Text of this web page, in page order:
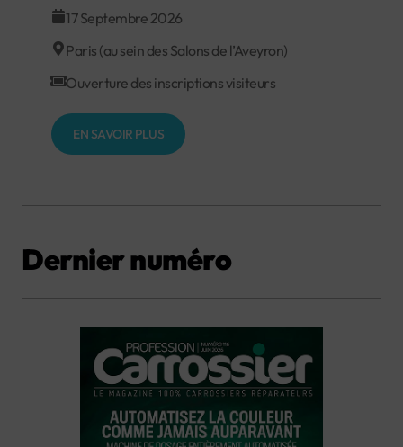
17 Septembre 2026
Paris (au sein des Salons de l’Aveyron)
Ouverture des inscriptions visiteurs
EN SAVOIR PLUS
Dernier numéro